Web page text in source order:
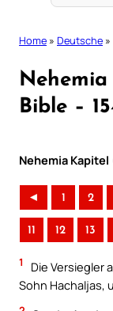
Home » Deutsche »
Bible –
Nehemia
◄ 1 2
11 12 13
1
Die Versiegler
Sohn Hachaljas,